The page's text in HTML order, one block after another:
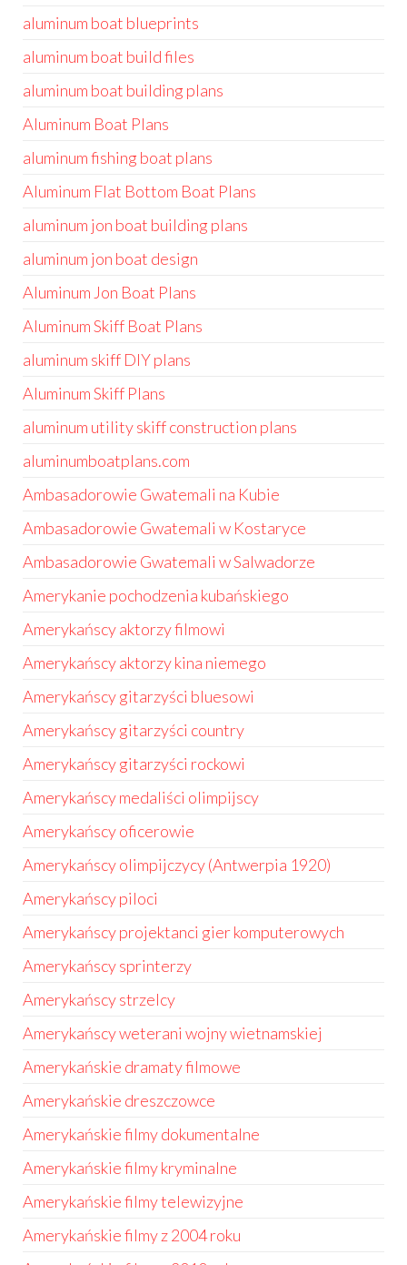
aluminum boat blueprints
aluminum boat build files
aluminum boat building plans
Aluminum Boat Plans
aluminum fishing boat plans
Aluminum Flat Bottom Boat Plans
aluminum jon boat building plans
aluminum jon boat design
Aluminum Jon Boat Plans
Aluminum Skiff Boat Plans
aluminum skiff DIY plans
Aluminum Skiff Plans
aluminum utility skiff construction plans
aluminumboatplans.com
Ambasadorowie Gwatemali na Kubie
Ambasadorowie Gwatemali w Kostaryce
Ambasadorowie Gwatemali w Salwadorze
Amerykanie pochodzenia kubańskiego
Amerykańscy aktorzy filmowi
Amerykańscy aktorzy kina niemego
Amerykańscy gitarzyści bluesowi
Amerykańscy gitarzyści country
Amerykańscy gitarzyści rockowi
Amerykańscy medaliści olimpijscy
Amerykańscy oficerowie
Amerykańscy olimpijczycy (Antwerpia 1920)
Amerykańscy piloci
Amerykańscy projektanci gier komputerowych
Amerykańscy sprinterzy
Amerykańscy strzelcy
Amerykańscy weterani wojny wietnamskiej
Amerykańskie dramaty filmowe
Amerykańskie dreszczowce
Amerykańskie filmy dokumentalne
Amerykańskie filmy kryminalne
Amerykańskie filmy telewizyjne
Amerykańskie filmy z 2004 roku